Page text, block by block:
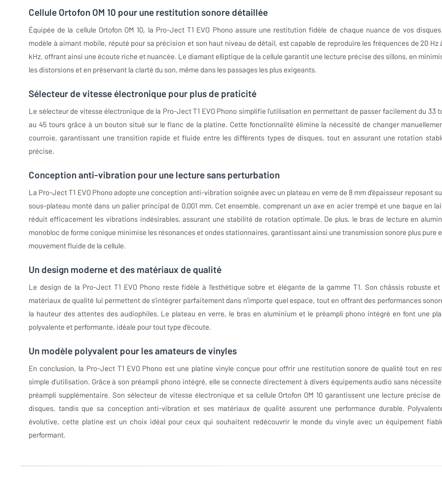
Cellule Ortofon OM 10 pour une restitution sonore détaillée
Équipée de la cellule Ortofon OM 10, la Pro-Ject T1 EVO Phono assure une restitution fidèle de chaque nuance de vos
modèle à aimant mobile, réputé pour sa précision et son haut niveau de détail, est capable de reproduire les fréquences de 20 Hz
kHz, offrant ainsi une écoute riche et nuancée. Le diamant elliptique de la cellule garantit une lecture précise des sillons, en
les distorsions et en préservant la clarté du son, même dans les passages les plus exigeants.
Sélecteur de vitesse électronique pour plus de praticité
Le sélecteur de vitesse électronique de la Pro-Ject T1 EVO Phono simplifie l’utilisation en permettant de passer facilement du 33
au 45 tours grâce à un bouton situé sur le flanc de la platine. Cette fonctionnalité élimine la nécessité de changer
courroie, garantissant une transition rapide et fluide entre les différents types de disques, tout en assurant une rotation
précise.
Conception anti-vibration pour une lecture sans perturbation
La Pro-Ject T1 EVO Phono adopte une conception anti-vibration soignée avec un plateau en verre de 8 mm d’épaisseur reposant
sous-plateau monté dans un palier principal de 0,001 mm. Cet ensemble, comprenant un axe en acier trempé et une bague en
réduit efficacement les vibrations indésirables, assurant une stabilité de rotation optimale. De plus, le bras de lecture en
monobloc de forme conique minimise les résonances et ondes stationnaires, garantissant ainsi une transmission sonore plus pure
mouvement fluide de la cellule.
Un design moderne et des matériaux de qualité
Le design de la Pro-Ject T1 EVO Phono reste fidèle à l’esthétique sobre et élégante de la gamme T1. Son châssis robuste et
matériaux de qualité lui permettent de s’intégrer parfaitement dans n’importe quel espace, tout en offrant des performances
la hauteur des attentes des audiophiles. Le plateau en verre, le bras en aluminium et le préampli phono intégré en font une
polyvalente et performante, idéale pour tout type d’écoute.
Un modèle polyvalent pour les amateurs de vinyles
En conclusion, la Pro-Ject T1 EVO Phono est une platine vinyle conçue pour offrir une restitution sonore de qualité tout en
simple d’utilisation. Grâce à son préampli phono intégré, elle se connecte directement à divers équipements audio sans
préampli supplémentaire. Son sélecteur de vitesse électronique et sa cellule Ortofon OM 10 garantissent une lecture précise
disques, tandis que sa conception anti-vibration et ses matériaux de qualité assurent une performance durable.
évolutive, cette platine est un choix idéal pour ceux qui souhaitent redécouvrir le monde du vinyle avec un équipement
performant.